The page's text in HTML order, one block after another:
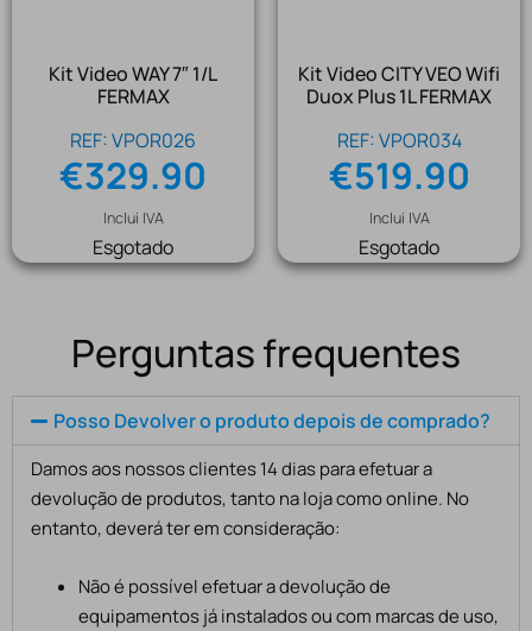
Kit Video WAY 7″ 1/L
FERMAX
REF: VPOR026
€329.90
Inclui IVA
Esgotado
Kit Video CITY VEO Wifi
Duox Plus 1L FERMAX
REF: VPOR034
€519.90
Inclui IVA
Esgotado
Perguntas frequentes
Posso Devolver o produto depois de comprado?
Damos aos nossos clientes 14 dias para efetuar a
devolução de produtos, tanto na loja como online. No
entanto, deverá ter em consideração:
Não é possível efetuar a devolução de
equipamentos já instalados ou com marcas de uso,